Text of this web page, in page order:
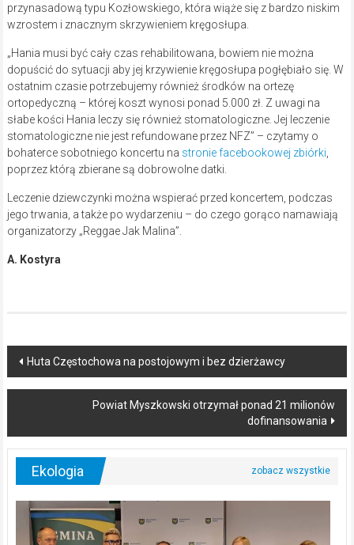
przynasadową typu Kozłowskiego, która wiąże się z bardzo niskim
wzrostem i znacznym skrzywieniem kręgosłupa.
„Hania musi być cały czas rehabilitowana, bowiem nie można
dopuścić do sytuacji aby jej krzywienie kręgosłupa pogłębiało się. W
ostatnim czasie potrzebujemy również środków na ortezę
ortopedyczną – której koszt wynosi ponad 5.000 zł. Z uwagi na
słabe kości Hania leczy się również stomatologiczne. Jej leczenie
stomatologiczne nie jest refundowane przez NFZ” – czytamy o
bohaterce sobotniego koncertu na stronie facebookowej zbiórki
poprzez którą zbierane są dobrowolne datki.
Leczenie dziewczynki można wspierać przed koncertem, podczas
jego trwania, a także po wydarzeniu – do czego gorąco namawiają
organizatorzy „Reggae Jak Malina”.
A. Kostyra
Post
navigation
Huta Częstochowa na postojowym i bez dzierżawcy
Powiat Myszkowski otrzymał ponad 21 milionów
dofinansowania
Ekologia